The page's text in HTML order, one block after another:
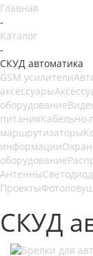
Главная
-
Каталог
-
СКУД автоматика
GSM усилители
аксессуары
оборудование
питанияКабельно-
маршрутизаторы
информации
оборудование
Антенны
Проекты
СКУД